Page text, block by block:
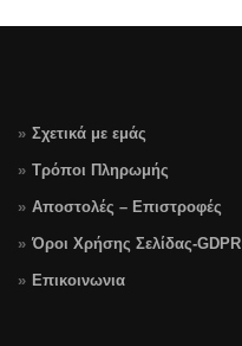
Σχετικά με εμάς
Τρόποι Πληρωμής
Αποστολές – Επιστροφές
Όροι Χρήσης Σελίδας-GDPR
Επικοινωνια